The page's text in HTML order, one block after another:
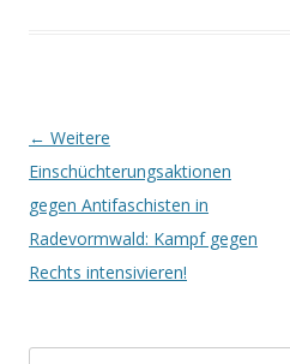
Artikel-Navigation
← Weitere
Einschüchterungsaktionen
gegen Antifaschisten in
Radevormwald: Kampf gegen
Rechts intensivieren!